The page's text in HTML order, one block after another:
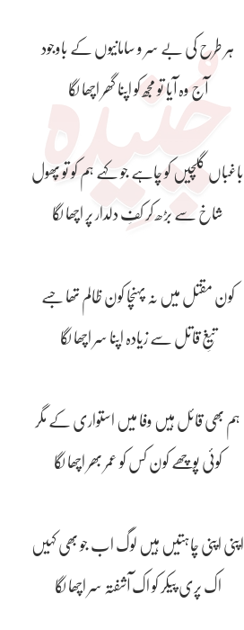
ہر طرح کی بے سر و سامانیوں کے باوجود
آج وہ آیا تو مجھ کو اپنا گھر اچھا لگا
باغباں گلچیں کو چاہے جو کہے ہم کو تو پھول
شاخ سے بڑھ کر کفِ دلدار پر اچھا لگا
کون مقتل میں نہ پہنچا کون ظالم تھا جسے
تیغِ قاتل سے زیادہ اپنا سر اچھا لگا
ہم بھی قائل ہیں وفا میں استواری کے مگر
کوئی پوچھے کون کس کو عمر بھر اچھا لگا
اپنی اپنی چاہتیں ہیں لوگ اب جو بھی کہیں
اک پری پیکر کو اک آشفتہ سر اچھا لگا